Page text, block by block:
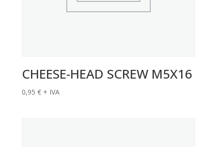
CHEESE-HEAD SCREW M5X16
0,95 € + IVA